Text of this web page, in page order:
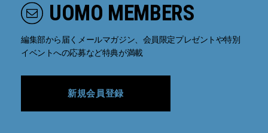
UOMO MEMBERS
編集部から届くメールマガジン、会員限定プレゼントや特別
イベントへの応募など特典が満載
新規会員登録